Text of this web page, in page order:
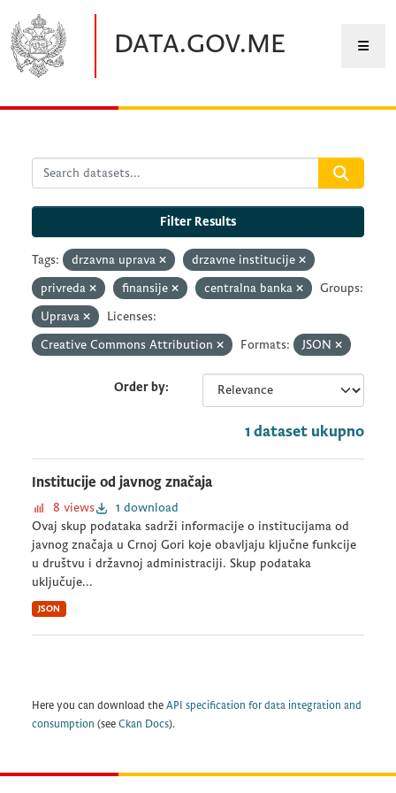
DATA.GOV.ME
Filter Results
Tags: drzavna uprava
drzavne institucije
privreda
finansije centralna banka
Groups:
Uprava
Licenses:
Creative Commons Attribution
Formats: JSON
Order by
1 dataset ukupno
Institucije od javnog značaja
8 views
1 download
Ovaj skup podataka sadrži informacije o institucijama od
javnog značaja u Crnoj Gori koje obavljaju ključne funkcije
u društvu i državnoj administraciji. Skup podataka
uključuje...
JSON
Here you can download the API specification for data integration and
consumption (see Ckan Docs).